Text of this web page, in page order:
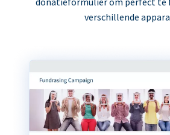
verschillende